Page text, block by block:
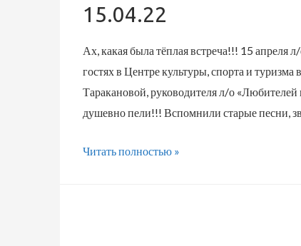
15.04.22
Ах, какая была тёплая встреча!!! 15 апреля
гостях в Центре культуры, спорта и
Таракановой, руководителя л/о «Любителей
душевно пели!!! Вспомнили старые песни,
15.04.22
Читать полностью »